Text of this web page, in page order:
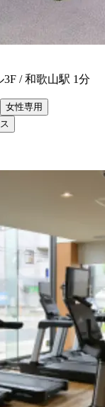
/ 和歌山駅 1分
女性専用